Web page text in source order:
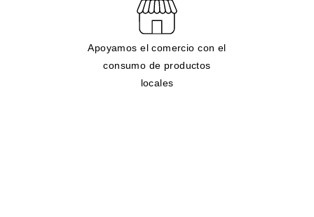
Apoyamos el comercio con el
consumo de productos
locales